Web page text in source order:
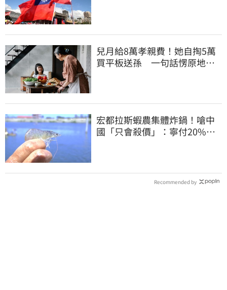
兒月給8萬孝親費！她自掏5萬
買平板送孫 一句話愣原地
宏都拉斯蝦農集體炸鍋！嗆中
國「只會殺價」：寧付20%關
Recommended by